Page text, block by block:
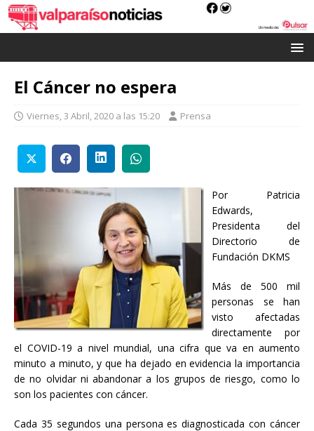
El Cáncer no espera
Viernes, 3 Abril, 2020 a las 15:20 Prensa
Por Patricia
Edwards,
Presidenta del
Directorio de
Fundación DKMS
Más de 500 mil
personas se han
visto afectadas
directamente por
el COVID-19 a nivel mundial, una cifra que va en aumento
minuto a minuto, y que ha dejado en evidencia la importancia
de no olvidar ni abandonar a los grupos de riesgo, como lo
son los pacientes con cáncer.
Cada 35 segundos una persona es diagnosticada con cáncer